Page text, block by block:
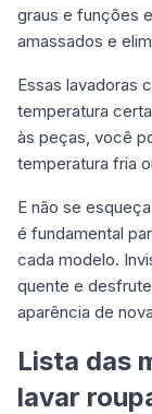
graus e funções
amassados e
Essas lavadoras
temperatura
às peças, você
temperatura fria
E não se
é fundamental
cada modelo.
quente e
aparência de
Lista das
lavar